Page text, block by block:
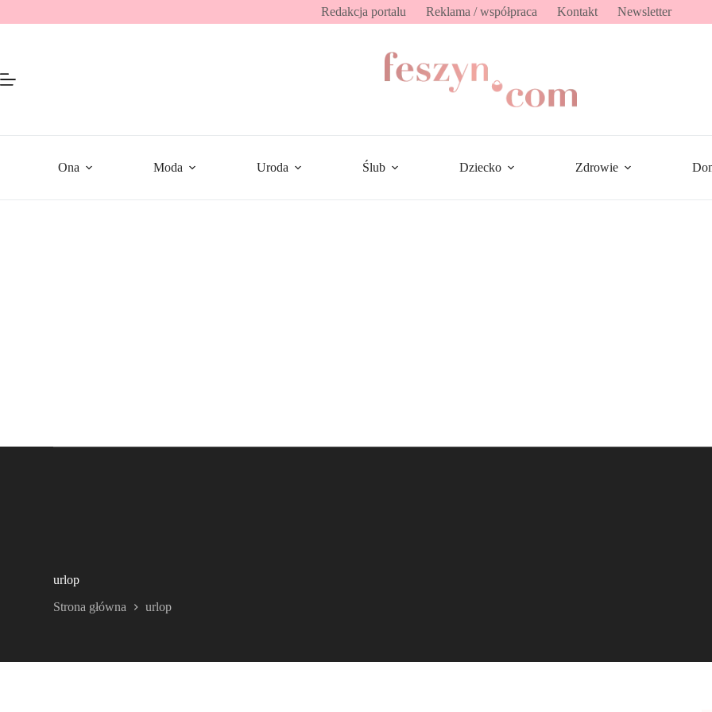
Redakcja portalu Reklama / współpraca Kontakt Newsletter
Ona Moda Uroda Ślub Dziecko Zdrowie
urlop
Strona główna urlop